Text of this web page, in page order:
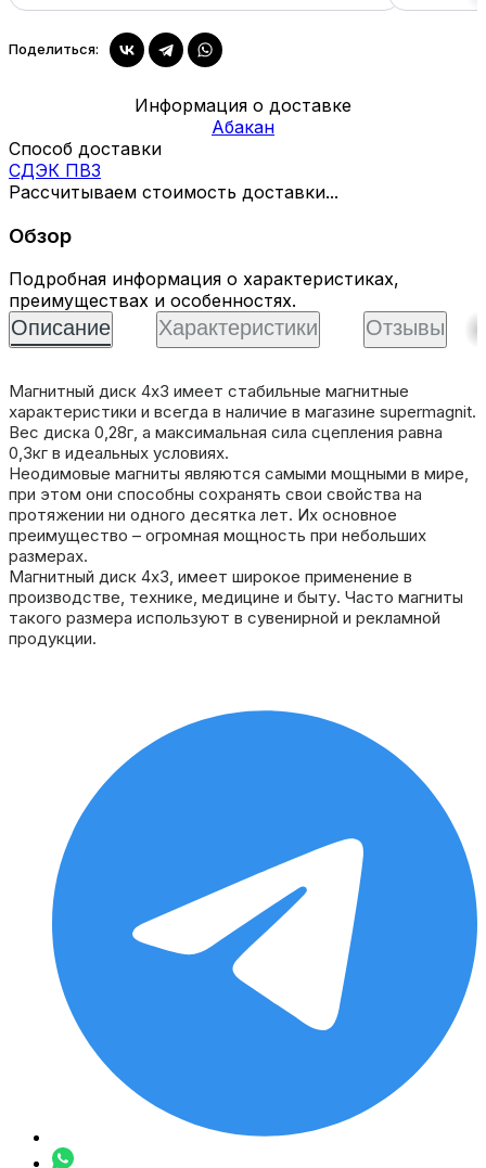
Купить
Поделиться:
Информация о доставке
Абакан
Способ доставки
СДЭК ПВЗ
Рассчитываем стоимость доставки...
Обзор
Подробная информация о характеристиках,
преимуществах и особенностях.
Описание Характеристики Отзывы
Магнитный диск 4х3 имеет стабильные магнитные
характеристики и всегда в наличие в магазине supermagnit.
Вес диска 0,28г, а максимальная сила сцепления равна
0,3кг в идеальных условиях.
Неодимовые магниты являются самыми мощными в мире,
при этом они способны сохранять свои свойства на
протяжении ни одного десятка лет. Их основное
преимущество – огромная мощность при небольших
размерах.
Магнитный диск 4х3, имеет широкое применение в
производстве, технике, медицине и быту. Часто магниты
такого размера используют в сувенирной и рекламной
продукции.